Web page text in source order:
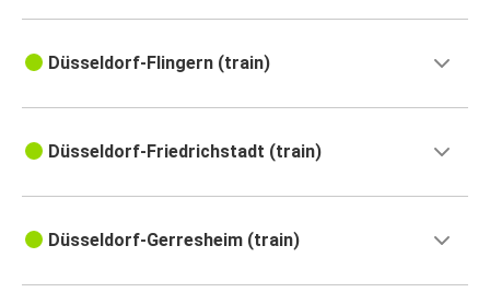
Düsseldorf-Flingern (train)
Düsseldorf-Friedrichstadt (train)
Düsseldorf-Gerresheim (train)